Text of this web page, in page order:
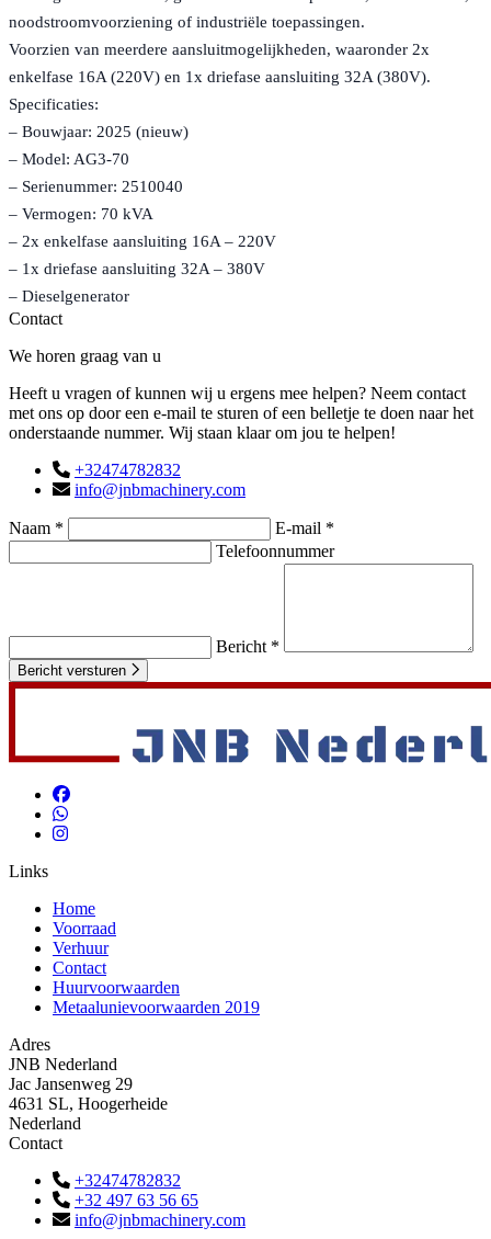
noodstroomvoorziening of industriële toepassingen.
Voorzien van meerdere aansluitmogelijkheden, waaronder 2x
enkelfase 16A (220V) en 1x driefase aansluiting 32A (380V).
Specificaties:
– Bouwjaar: 2025 (nieuw)
– Model: AG3-70
– Serienummer: 2510040
– Vermogen: 70 kVA
– 2x enkelfase aansluiting 16A – 220V
– 1x driefase aansluiting 32A – 380V
– Dieselgenerator
Contact
We horen graag van u
Heeft u vragen of kunnen wij u ergens mee helpen? Neem contact
met ons op door een e-mail te sturen of een belletje te doen naar het
onderstaande nummer. Wij staan klaar om jou te helpen!
+32474782832
info@jnbmachinery.com
Naam *
E-mail *
Telefoonnummer
Bericht *
Bericht versturen
Links
Home
Voorraad
Verhuur
Contact
Huurvoorwaarden
Metaalunievoorwaarden 2019
Adres
JNB Nederland
Jac Jansenweg 29
4631 SL, Hoogerheide
Nederland
Contact
+32474782832
+32 497 63 56 65
info@jnbmachinery.com